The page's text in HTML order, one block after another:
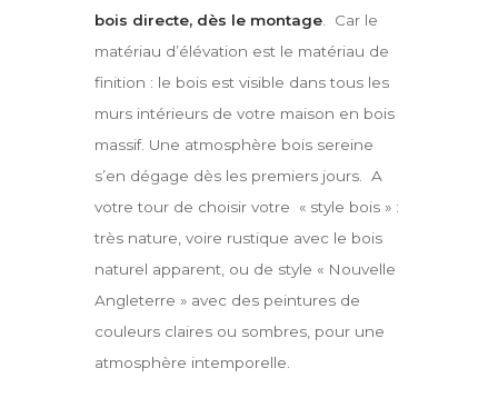
bois directe, dès le montage. Car le
matériau d’élévation est le matériau de
finition : le bois est visible dans tous les
murs intérieurs de votre maison en bois
massif. Une atmosphère bois sereine
s’en dégage dès les premiers jours. A
votre tour de choisir votre « style bois » :
très nature, voire rustique avec le bois
naturel apparent, ou de style « Nouvelle
Angleterre » avec des peintures de
couleurs claires ou sombres, pour une
atmosphère intemporelle.